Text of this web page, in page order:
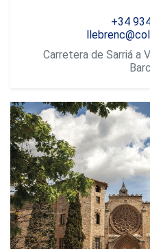
+34
Carretera de Sarriá a
Diese Cookies werden
die Präferenzen und
Benutzers durch die
Surfgewohnheiten zu
die Surfgewohnheiten auf